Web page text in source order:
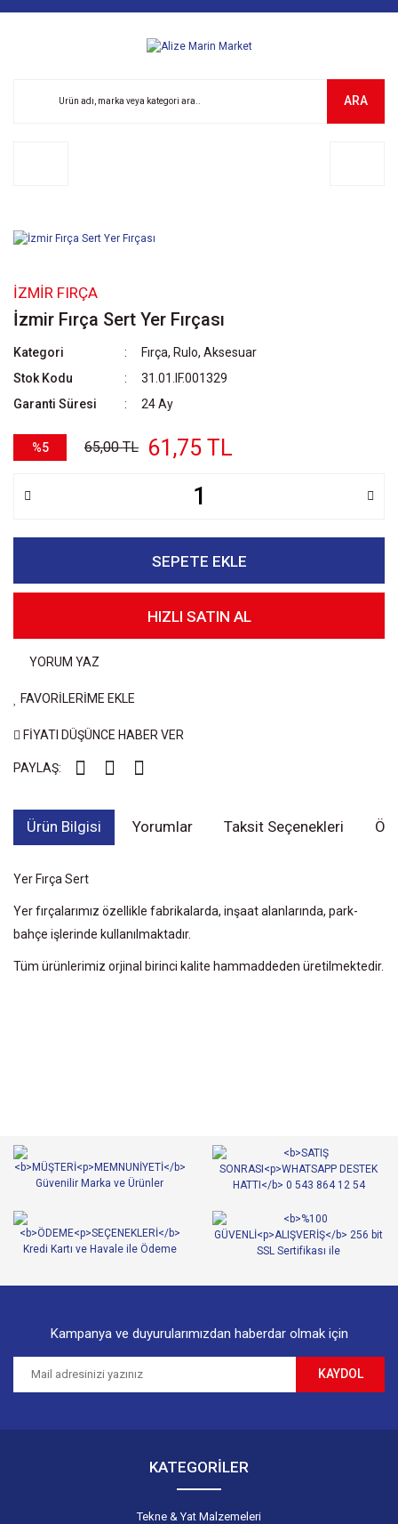
ARA
İZMIR FIRÇA
İzmir Fırça Sert Yer Fırçası
Kategori
Fırça, Rulo, Aksesuar
Stok Kodu
31.01.IF.001329
Garanti Süresi
24 Ay
%5 65,00 TL 61,75 TL
SEPETE EKLE
HIZLI SATIN AL
YORUM YAZ
FAVORİLERİME EKLE
FİYATI DÜŞÜNCE HABER VER
PAYLAŞ:
Ürün Bilgisi Yorumlar Taksit Seçenekleri
Yer Fırça Sert
Yer fırçalarımız özellikle fabrikalarda, inşaat alanlarında, park-
bahçe işlerinde kullanılmaktadır.
Tüm ürünlerimiz orjinal birinci kalite hammaddeden üretilmektedir.
Ürün resmi kalitesiz, bozuk veya görüntülenemiyor.
Ürün açıklamasında eksik bilgiler bulunuyor.
Ürün bilgilerinde hatalar bulunuyor.
Ürün fiyatı diğer sitelerden daha pahalı.
Gönder
Kampanya ve duyurularımızdan haberdar olmak için
KAYDOL
KATEGORİLER
Tekne & Yat Malzemeleri